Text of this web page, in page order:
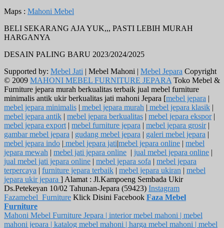
Maps : Mahoni Mebel
BELI SEKARANG AJA YUK,,, PASTI LEBIH MURAH
HARGANYA
DESAIN PALING BARU 2023/2024/2025
Supported by: Mebel Jati | Mebel Mahoni | Mebel Jepara Copyright
© 2009 MAHONI MEBEL FURNITURE JEPARA Toko Mebel &
Furniture jepara murah berkualitas terbaik jual mebel furniture
minimalis antik ukir berkualitas jati mahoni Jepara [mebel jepara |
mebel jepara minimalis | mebel jepara murah | mebel jepara klasik |
mebel jepara antik | mebel jepara berkualitas | mebel jepara ekspor|
mebel jepara export | mebel furniture jepara | mebel jepara grosir|
gambar mebel jepara | gudang mebel jepara | galeri mebel jepara |
mebel jepara indo | mebel jepara jati|mebel jepara online | mebel
jepara mewah | mebel jati jepara online | jual mebel jepara online |
jual mebel jati jepara online | mebel jepara sofa | mebel jepara
terpercaya | furniture jepara terbaik | mebel jepara ukiran | mebel
jepara ukir jepara ] Alamat : Jl.Kampoeng Sembada Ukir
Ds.Petekeyan 10/02 Tahunan-Jepara (59423) Instagram
Fazamebel_Furniture Klick Disini Facebook Faza Mebel
Furniture
Mahoni Mebel Furniture Jepara | interior mebel mahoni | mebel
mahoni jepara | katalog mebel mahoni | harga mebel mahoni | mebel